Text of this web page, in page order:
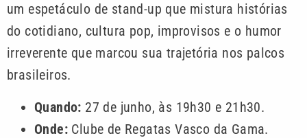
um espetáculo de stand-up que mistura histórias
do cotidiano, cultura pop, improvisos e o humor
irreverente que marcou sua trajetória nos palcos
brasileiros.
Quando: 27 de junho, às 19h30 e 21h30.
Onde: Clube de Regatas Vasco da Gama.